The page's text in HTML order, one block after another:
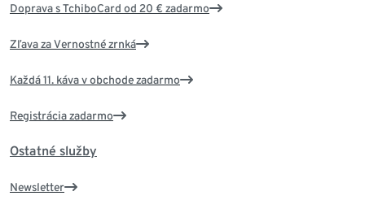
Doprava s TchiboCard od 20 € zadarmo
Zľava za Vernostné zrnká
Každá 11. káva v obchode zadarmo
Registrácia zadarmo
Ostatné služby
Newsletter